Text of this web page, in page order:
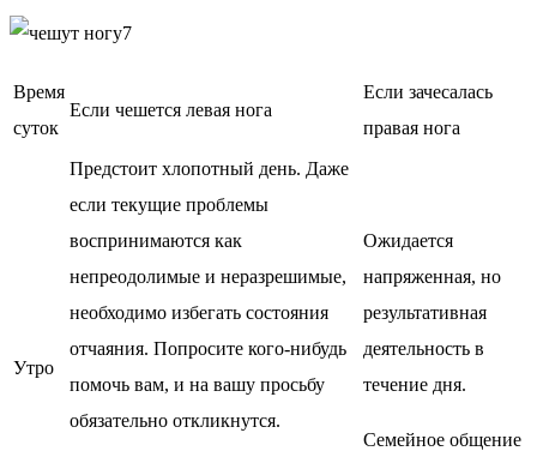
Время
суток
Если чешется левая нога
Если зачесалась
правая нога
Утро
Предстоит хлопотный день. Даже
если текущие проблемы
воспринимаются как
непреодолимые и неразрешимые,
необходимо избегать состояния
отчаяния. Попросите кого-нибудь
помочь вам, и на вашу просьбу
обязательно откликнутся.
Ожидается
напряженная, но
результативная
деятельность в
течение дня.
Семейное общение